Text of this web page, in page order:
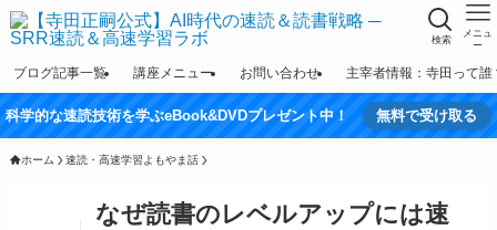
検索
メニュ
ー
ブログ記事一覧 講座メニュー お問い合わせ 主宰者情報：寺田って誰
科学的な速読技術を学ぶeBook&DVDプレゼント中！ 無料で受け取る
ホーム 速読・高速学習よもやま話
なぜ読書のレベルアップには速